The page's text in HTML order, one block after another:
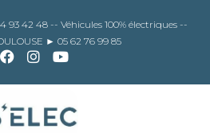
93 42 48-- Véhicules 100% électriques --
► 05 62 76 99 85